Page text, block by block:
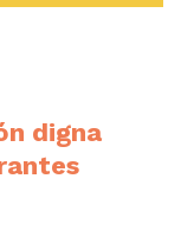
digna